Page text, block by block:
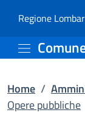
Opere
Regione
Home /
Opere pubbliche